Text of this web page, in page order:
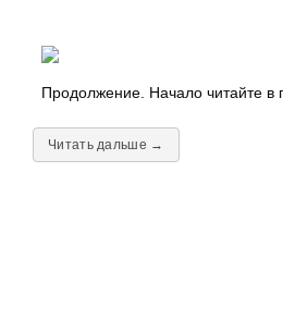
Продолжение. Начало читайте в
Читать дальше →